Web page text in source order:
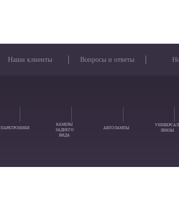
Наши клиенты Вопросы и ответы
ПАРКТРОНИКИ
КАМЕРЫ
ЗАДНЕГО
ВИДА
АВТОЛАМПЫ
ЛИНЗЫ